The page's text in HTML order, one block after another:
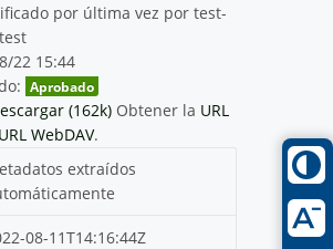
por última vez por test-
22 15:44
Aprobado
(162k) Obtener la URL
URL WebDAV.
extraídos
08-11T14:16:44Z